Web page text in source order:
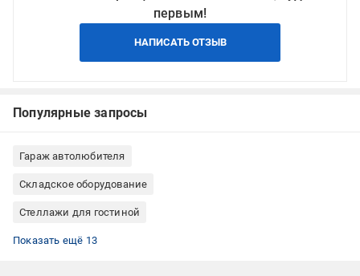
первым!
НАПИСАТЬ ОТЗЫВ
Популярные запросы
Гараж автолюбителя
Складское оборудование
Стеллажи для гостиной
Стеллажи для спальни
Стеллажи для прихожей
Стеллажи пластиковые
Стеллажи для ванной
Стеллажи с полками
Стеллажи модульные
Стеллажи каркасные
Стеллажи напольные
Стеллажи настенные
Стеллажи для дачи
Стеллажи для гардероба
Стеллажи декоративные
Стеллажи модерн
Показать ещё 13